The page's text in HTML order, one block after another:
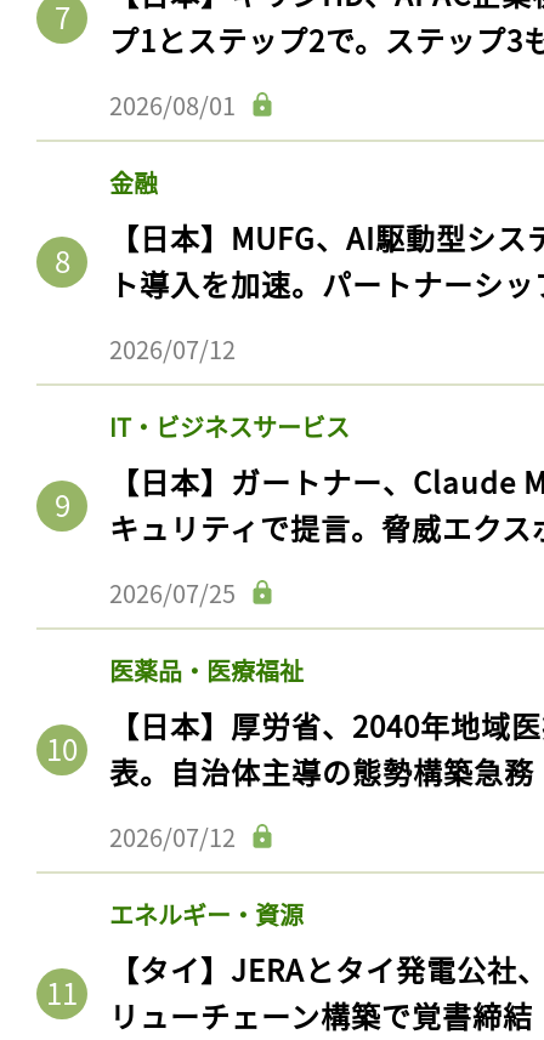
2026/07/12
食品・消費財・アパレル
【日本】キリンHD、APAC企
プ1とステップ2で。ステップ3
2026/08/01
金融
【日本】MUFG、AI駆動型シ
ト導入を加速。パートナーシ
2026/07/12
IT・ビジネスサービス
【日本】ガートナー、Claude
キュリティで提言。脅威エク
2026/07/25
医薬品・医療福祉
【日本】厚労省、2040年地域
表。自治体主導の態勢構築急務
2026/07/12